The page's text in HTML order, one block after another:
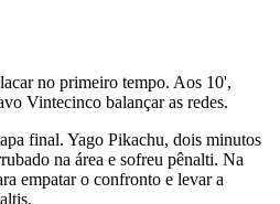
no primeiro tempo. Aos 10',
Vintecinco balançar as redes.
final. Yago Pikachu, dois minutos
na área e sofreu pênalti. Na
empatar o confronto e levar a